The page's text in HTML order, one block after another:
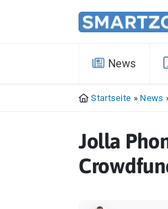
News
Startseite » News
Jolla